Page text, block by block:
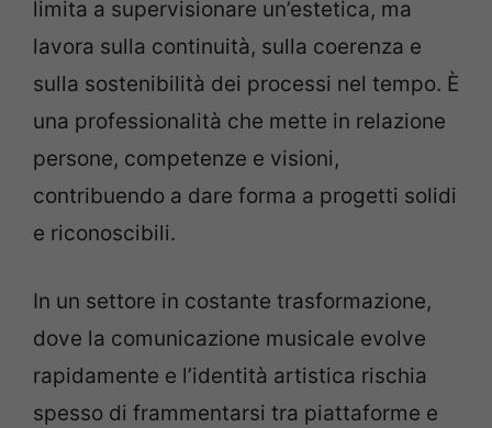
limita a supervisionare un’estetica, ma
lavora sulla continuità, sulla coerenza e
sulla sostenibilità dei processi nel tempo. È
una professionalità che mette in relazione
persone, competenze e visioni,
contribuendo a dare forma a progetti solidi
e riconoscibili.
In un settore in costante trasformazione,
dove la comunicazione musicale evolve
rapidamente e l’identità artistica rischia
spesso di frammentarsi tra piattaforme e